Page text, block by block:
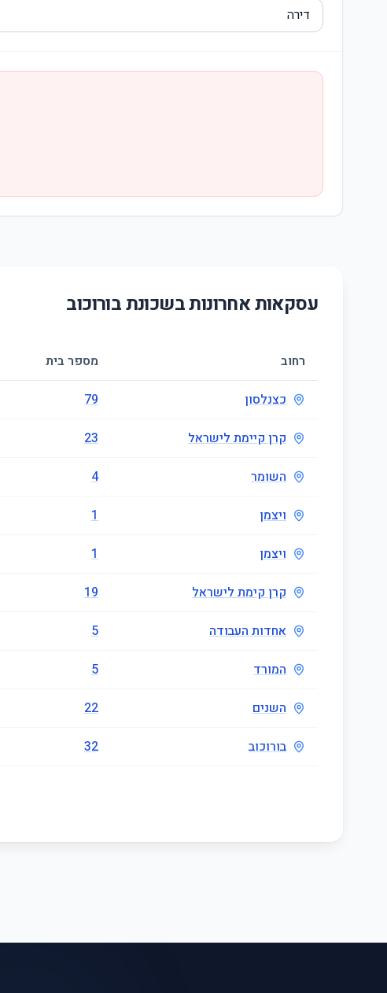
עסקאות אחרונות בשכונתבורוכוב
רחוב מספר בית
כצנלסון 79
קרן קיימת לישראל 23
השומר 4
ויצמן 1
ויצמן 1
קרן קימת לישראל 19
אחדות העבודה 5
המורד 5
השנים 22
בורוכוב 32